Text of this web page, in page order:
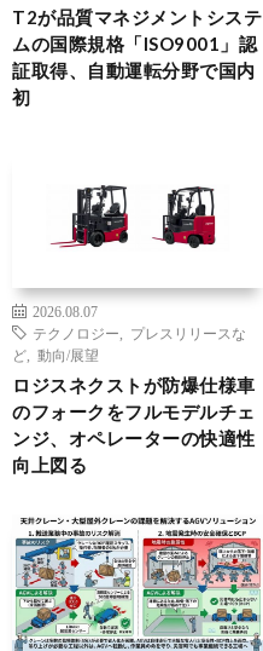
T2が品質マネジメントシステ
ムの国際規格「ISO9001」認
証取得、自動運転分野で国内
初
2026.08.07
テクノロジー
プレスリリースな
ど
動向/展望
ロジスネクストが防爆仕様車
のフォークをフルモデルチェ
ンジ、オペレーターの快適性
向上図る